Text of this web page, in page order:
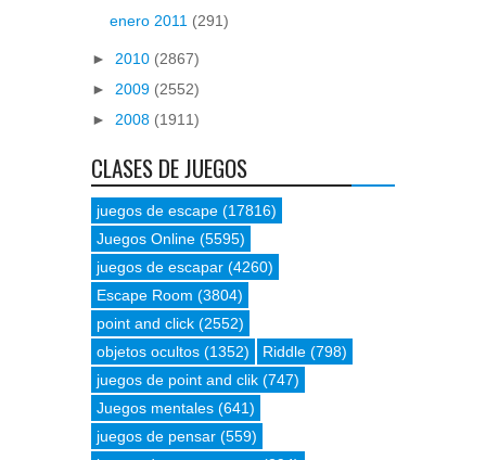
enero 2011 (291)
► 2010 (2867)
► 2009 (2552)
► 2008 (1911)
CLASES DE JUEGOS
juegos de escape (17816)
Juegos Online (5595)
juegos de escapar (4260)
Escape Room (3804)
point and click (2552)
objetos ocultos (1352) Riddle (798)
juegos de point and clik (747)
Juegos mentales (641)
juegos de pensar (559)